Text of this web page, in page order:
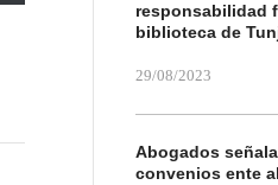
responsabilidad
biblioteca de
29/08/2023
Abogados
convenios ente